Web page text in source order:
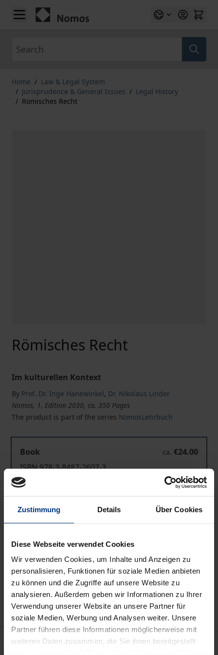
Zustimmung Details Über Cookies
Diese Webseite verwendet Cookies
Wir verwenden Cookies, um Inhalte und Anzeigen zu
personalisieren, Funktionen für soziale Medien anbieten
zu können und die Zugriffe auf unsere Website zu
analysieren. Außerdem geben wir Informationen zu Ihrer
Verwendung unserer Website an unsere Partner für
soziale Medien, Werbung und Analysen weiter. Unsere
Partner führen diese Informationen möglicherweise mit
weiteren Daten zusammen, die Sie ihnen bereitgestellt
Skip to Content
Home / Law & Legal System
/ Jurisprudence & General Issues / Legal History
/ Römisches Recht
Römisches Recht
Im kulturellen Kontext
By Prof. Dr. Inge Hanewinkel, Dr. Nikolaus Linder
Nomos, 1. Edition 2030, ca. 350 Pages
The product is part of the series NomosLehrbuch
Book ca. €24.00
ISBN 978-3-8487-2607-3
Published ca. December 2030 (can be pre-
ordered)
Add to Cart
Add to Wish List
Delivery cost notice
Description